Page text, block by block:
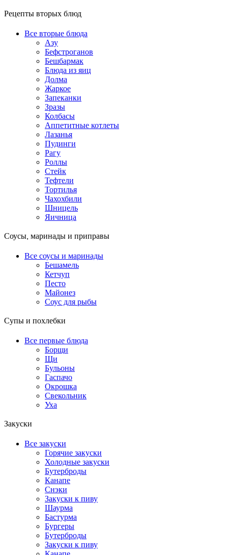
Рецепты вторых блюд
Все вторые блюда
Азу
Бефстроганов
Бешбармак
Блюда из яиц
Долма
Жаркое
Запеканки
Зразы
Колбасы
Аппетитные котлеты
Лазанья
Пудинги
Рагу
Роллы
Стейк
Тефтели
Тортилья
Чахохбили
Шницель
Яичница
Соусы, маринады и приправы
Все соусы и маринады
Бешамель
Кетчуп
Песто
Майонез
Соус для рыбы
Супы и похлебки
Все первые блюда
Борщи
Щи
Бульоны
Гаспачо
Окрошка
Свекольник
Уха
Закуски
Все закуски
Горячие закуски
Холодные закуски
Бутерброды
Канапе
Снэки
Закуски к пиву
Шаурма
Бастурма
Бургеры
Бутерброды
Закуски к пиву